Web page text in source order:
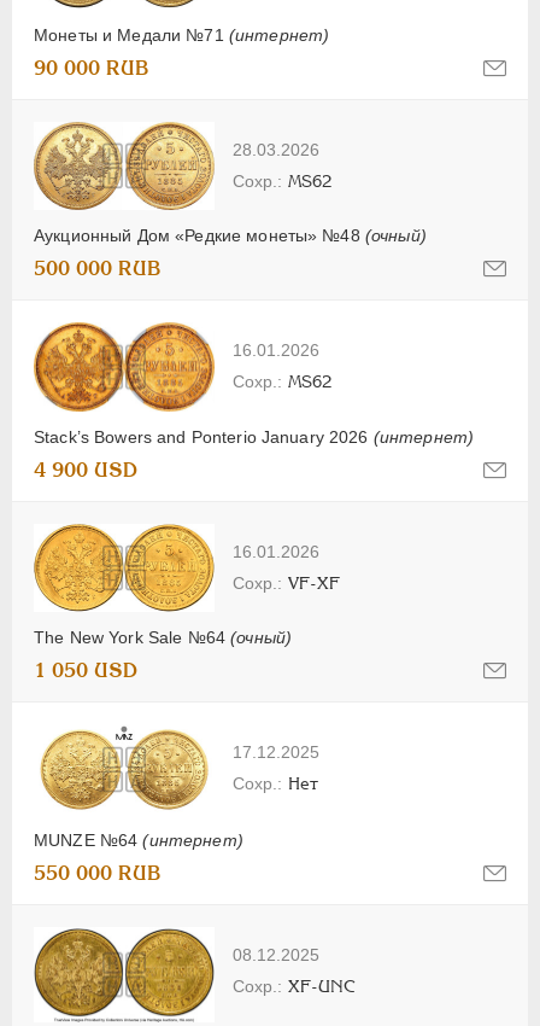
Монеты и Медали №71 (интернет)
90 000 RUB
28.03.2026
Аукционный Дом «Редкие монеты» №48 (очный)
MS62
500 000 RUB
16.01.2026
Stack’s Bowers and Ponterio January 2026 (интернет)
MS62
4 900 USD
16.01.2026
The New York Sale №64(очный)
VF-XF
1 050 USD
17.12.2025
MUNZE №64(интернет)
Нет
550 000 RUB
08.12.2025
XF-UNC